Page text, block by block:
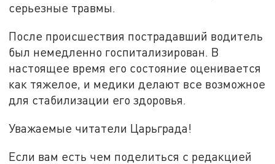
серьезные травмы.
После происшествия пострадавший водитель
был немедленно госпитализирован. В
настоящее время его состояние оценивается
как тяжелое, и медики делают все возможное
для стабилизации его здоровья.
Уважаемые читатели Царьграда!
Если вам есть чем поделиться с редакцией